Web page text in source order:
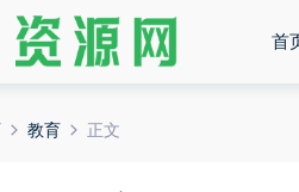
首
教育 正文